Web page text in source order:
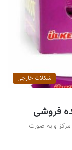
شکلات خارجی
فروشی
و به صورت